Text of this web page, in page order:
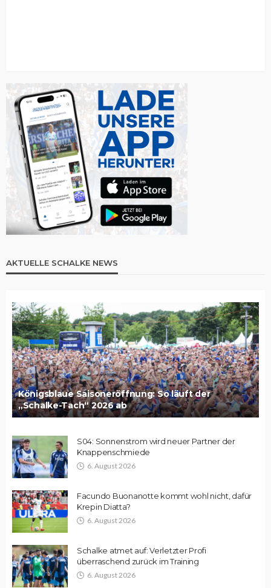
AKTUELLE SCHALKE NEWS
Königsblaue Saisoneröffnung: So läuft der
„Schalke-Tach“ 2026 ab
S04: Sonnenstrom wird neuer Partner der
Knappenschmiede
6. August 2026
Facundo Buonanotte kommt wohl nicht, dafür
Krepin Diatta?
6. August 2026
Schalke atmet auf: Verletzter Profi
überraschend zurück im Training
6. August 2026